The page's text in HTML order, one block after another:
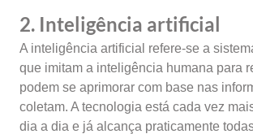
2. Inteligência artificial
A inteligência artificial refere-se a
que imitam a inteligência humana para
podem se aprimorar com base nas
coletam. A tecnologia está cada vez
dia a dia e já alcança praticamente